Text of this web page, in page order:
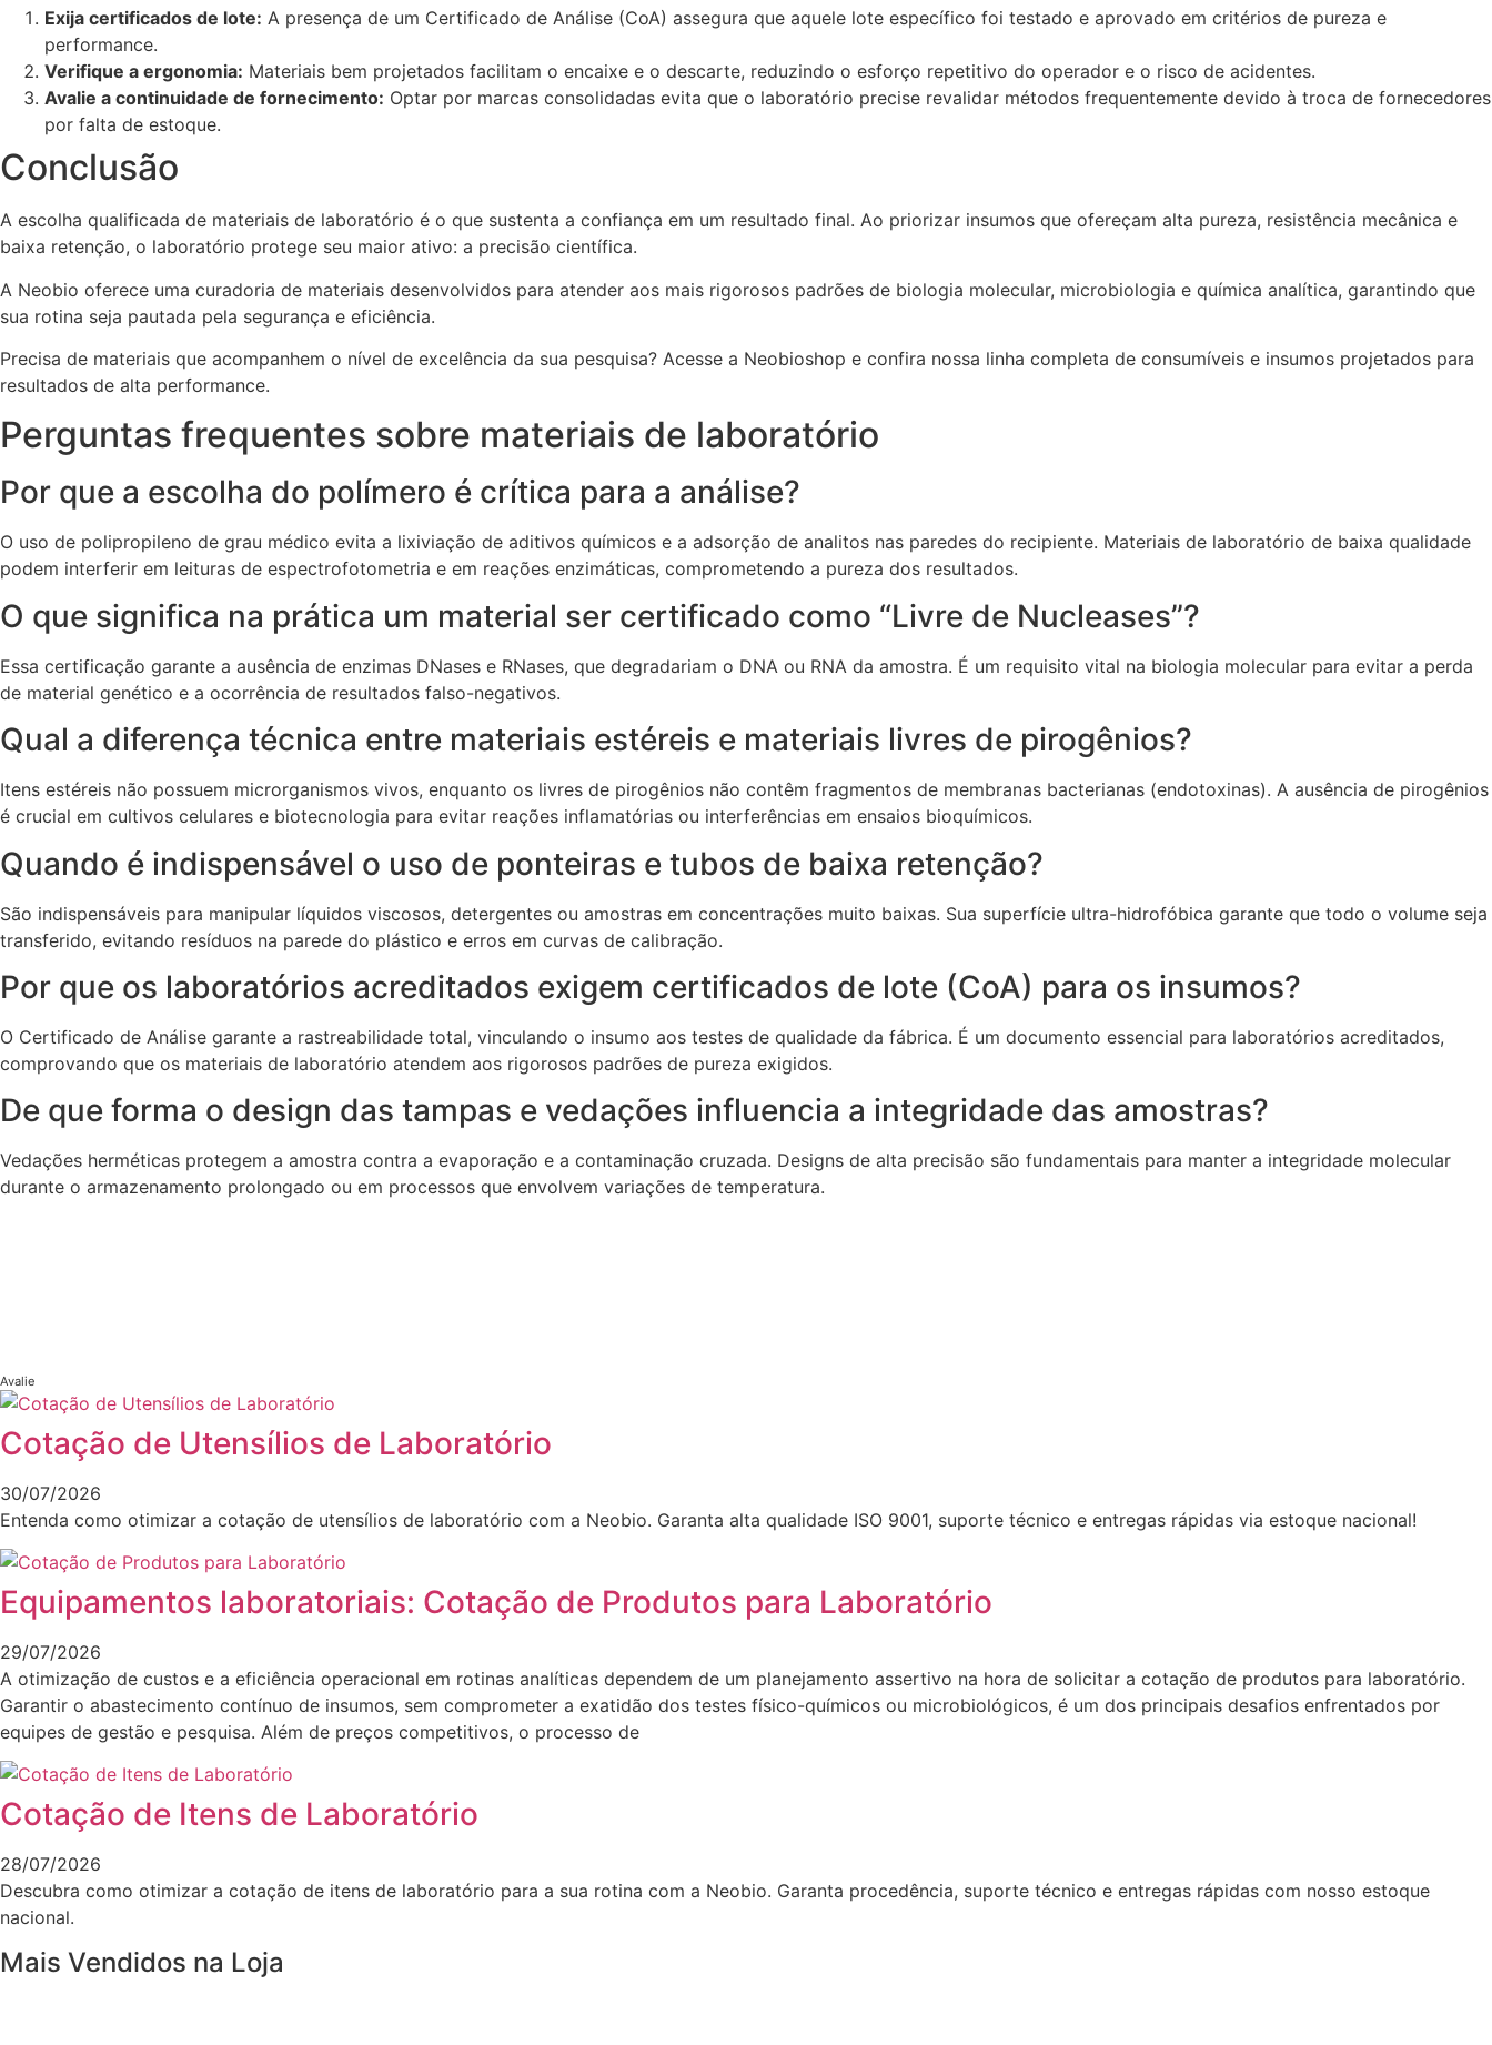
Exija certificados de lote: A presença de um Certificado de Análise (CoA) assegura que aquele lote específico foi testado e aprovado em critérios de pureza e
performance.
Verifique a ergonomia: Materiais bem projetados facilitam o encaixe e o descarte, reduzindo o esforço repetitivo do operador e o risco de acidentes.
Avalie a continuidade de fornecimento: Optar por marcas consolidadas evita que o laboratório precise revalidar métodos frequentemente devido à troca de fornecedores
por falta de estoque.
Conclusão
A escolha qualificada de materiais de laboratório é o que sustenta a confiança em um resultado final. Ao priorizar insumos que ofereçam alta pureza, resistência mecânica e
baixa retenção, o laboratório protege seu maior ativo: a precisão científica.
A Neobio oferece uma curadoria de materiais desenvolvidos para atender aos mais rigorosos padrões de biologia molecular, microbiologia e química analítica, garantindo que
sua rotina seja pautada pela segurança e eficiência.
Precisa de materiais que acompanhem o nível de excelência da sua pesquisa? Acesse a Neobioshop e confira nossa linha completa de consumíveis e insumos projetados para
resultados de alta performance.
Perguntas frequentes sobre materiais de laboratório
Por que a escolha do polímero é crítica para a análise?
O uso de polipropileno de grau médico evita a lixiviação de aditivos químicos e a adsorção de analitos nas paredes do recipiente. Materiais de laboratório de baixa qualidade
podem interferir em leituras de espectrofotometria e em reações enzimáticas, comprometendo a pureza dos resultados.
O que significa na prática um material ser certificado como “Livre de Nucleases”?
Essa certificação garante a ausência de enzimas DNases e RNases, que degradariam o DNA ou RNA da amostra. É um requisito vital na biologia molecular para evitar a perda
de material genético e a ocorrência de resultados falso-negativos.
Qual a diferença técnica entre materiais estéreis e materiais livres de pirogênios?
Itens estéreis não possuem microrganismos vivos, enquanto os livres de pirogênios não contêm fragmentos de membranas bacterianas (endotoxinas). A ausência de pirogênios
é crucial em cultivos celulares e biotecnologia para evitar reações inflamatórias ou interferências em ensaios bioquímicos.
Quando é indispensável o uso de ponteiras e tubos de baixa retenção?
São indispensáveis para manipular líquidos viscosos, detergentes ou amostras em concentrações muito baixas. Sua superfície ultra-hidrofóbica garante que todo o volume seja
transferido, evitando resíduos na parede do plástico e erros em curvas de calibração.
Por que os laboratórios acreditados exigem certificados de lote (CoA) para os insumos?
O Certificado de Análise garante a rastreabilidade total, vinculando o insumo aos testes de qualidade da fábrica. É um documento essencial para laboratórios acreditados,
comprovando que os materiais de laboratório atendem aos rigorosos padrões de pureza exigidos.
De que forma o design das tampas e vedações influencia a integridade das amostras?
Vedações herméticas protegem a amostra contra a evaporação e a contaminação cruzada. Designs de alta precisão são fundamentais para manter a integridade molecular
durante o armazenamento prolongado ou em processos que envolvem variações de temperatura.
Avalie
Cotação de Utensílios de Laboratório
30/07/2026
Entenda como otimizar a cotação de utensílios de laboratório com a Neobio. Garanta alta qualidade ISO 9001, suporte técnico e entregas rápidas via estoque nacional!
Equipamentos laboratoriais: Cotação de Produtos para Laboratório
29/07/2026
A otimização de custos e a eficiência operacional em rotinas analíticas dependem de um planejamento assertivo na hora de solicitar a cotação de produtos para laboratório.
Garantir o abastecimento contínuo de insumos, sem comprometer a exatidão dos testes físico-químicos ou microbiológicos, é um dos principais desafios enfrentados por
equipes de gestão e pesquisa. Além de preços competitivos, o processo de
Cotação de Itens de Laboratório
28/07/2026
Descubra como otimizar a cotação de itens de laboratório para a sua rotina com a Neobio. Garanta procedência, suporte técnico e entregas rápidas com nosso estoque
nacional.
Mais Vendidos na Loja